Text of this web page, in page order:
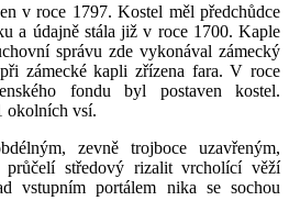
v roce 1797. Kostel měl předchůdce
a údajně stála již v roce 1700. Kaple
správu zde vykonával zámecký
zámecké kapli zřízena fara. V roce
fondu byl postaven kostel.
okolních vsí.
zevně trojboce uzavřeným,
průčelí středový rizalit vrcholící věží
vstupním portálem nika se sochou